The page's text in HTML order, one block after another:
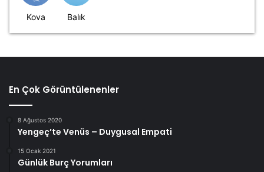
Kova Balık
En Çok Görüntülenenler
8 Ağustos 2020
Yengeç’te Venüs – Duygusal Empati
15 Ocak 2021
Günlük Burç Yorumları